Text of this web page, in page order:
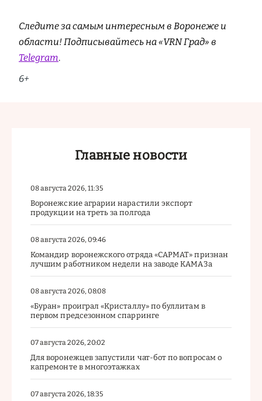
Следите за самым интересным в Воронеже и
области! Подписывайтесь на «VRN Град» в
Telegram.
6+
Главные новости
08 августа 2026, 11:35
Воронежские аграрии нарастили экспорт
продукции на треть за полгода
08 августа 2026, 09:46
Командир воронежского отряда «САРМАТ» признан
лучшим работником недели на заводе КАМАЗа
08 августа 2026, 08:08
«Буран» проиграл «Кристаллу» по буллитам в
первом предсезонном спарринге
07 августа 2026, 20:02
Для воронежцев запустили чат-бот по вопросам о
капремонте в многоэтажках
07 августа 2026, 18:35